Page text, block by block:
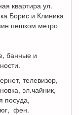
квартира ул.
Борис и Клиника
пешком метро
банные и
телевизор,
эл.чайник,
посуда,
фен.